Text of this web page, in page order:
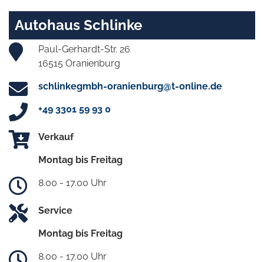
Autohaus Schlinke
Paul-Gerhardt-Str. 26
16515 Oranienburg
schlinkegmbh-oranienburg@t-online.de
+49 3301 59 93 0
Verkauf
Montag bis Freitag
8.00 - 17.00 Uhr
Service
Montag bis Freitag
8.00 - 17.00 Uhr